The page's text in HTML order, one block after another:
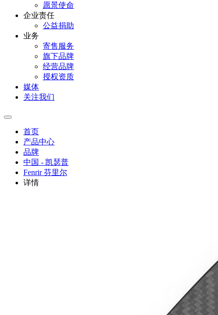
愿景使命
企业责任
公益捐助
业务
寄售服务
旗下品牌
经营品牌
授权资质
媒体
关注我们
首页
产品中心
品牌
中国 - 凯瑟普
Fenrir 芬里尔
详情